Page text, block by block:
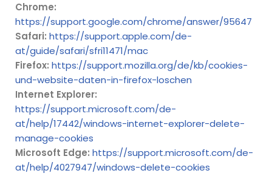
Chrome:
https://support.google.com/chrome/answer/95647
Safari: https://support.apple.com/de-
at/guide/safari/sfri11471/mac
Firefox: https://support.mozilla.org/de/kb/cookies-
und-website-daten-in-firefox-loschen
Internet Explorer:
https://support.microsoft.com/de-
at/help/17442/windows-internet-explorer-delete-
manage-cookies
Microsoft Edge: https://support.microsoft.com/de-
at/help/4027947/windows-delete-cookies